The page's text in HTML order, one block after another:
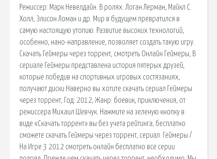
Режиссер: Марк Невелдайн. В ролях: Логан Лерман, Майкл С.
Холл, Элисон Ломан и др. Мир в будущем превратился в
самую настоящую утопию. Развитие высоких технологий,
особенно, нано-направление, позволяет создать такую игру.
Скачать Геймеры через торрент, смотреть Онлайн Геймеры, В
сериале Геймеры представлена история пятерых друзей,
которые победив на спортивных игровых состязаниях,
получают диски Наверно вы хотите скачать сериал Геймеры
через торрент, Год: 2012, Жанр: боевик, приключения, от
режиссера Михаил Шевчук. Нажмите на зеленую кнопку в
виде «Скачать торрент» вы без учета рейтинга, бесплатно
сможете скачать Геймеры через торрент, сериал. Геймеры /
На Игре 3 2012 смотреть онлайн бесплатно все серии